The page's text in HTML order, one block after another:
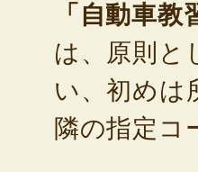
「自動車
は、原則と
い、初めは
隣の指定コ